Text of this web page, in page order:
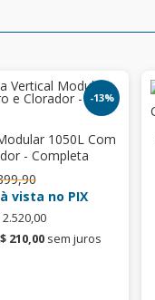
-13%
1050L Com
- Completa
vista no PIX
210,00sem juros